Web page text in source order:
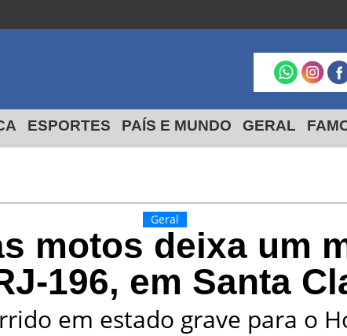
ESPORTES PAÍS E MUNDO GERAL
Geral
motos deixa um
196, em Santa
em estado grave para o